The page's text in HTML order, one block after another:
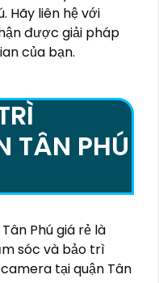
lượng và giá trị,
tin cậy cho việc
liên hệ với
của bạn.